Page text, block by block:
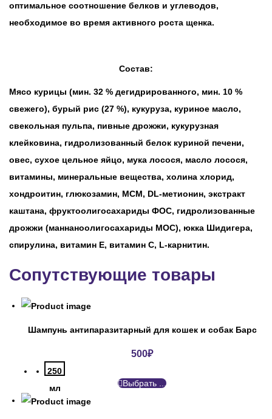
оптимальное соотношение белков и углеводов,
необходимое во время активного роста щенка.
Состав:
Мясо курицы (мин. 32 % дегидрированного, мин. 10 %
свежего), бурый рис (27 %), кукуруза, куриное масло,
свекольная пульпа, пивные дрожжи, кукурузная
клейковина, гидролизованный белок куриной печени,
овес, сухое цельное яйцо, мука лосося, масло лосося,
витамины, минеральные вещества, холина хлорид,
хондроитин, глюкозамин, МСМ, DL-метионин, экстракт
каштана, фруктоолигосахариды ФОС, гидролизованные
дрожжи (маннаноолигосахариды МОС), юкка Шидигера,
спирулина, витамин Е, витамин С, L-карнитин.
Сопутствующие товары
Шампунь антипаразитарный для кошек и собак Барс
500₽
250
мл
Выбрать ...